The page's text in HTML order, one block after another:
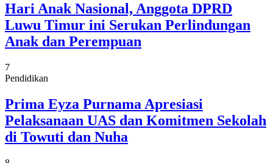
Hari Anak Nasional, Anggota DPRD
Luwu Timur ini Serukan Perlindungan
Anak dan Perempuan
7
Pendidikan
Prima Eyza Purnama Apresiasi
Pelaksanaan UAS dan Komitmen Sekolah
di Towuti dan Nuha